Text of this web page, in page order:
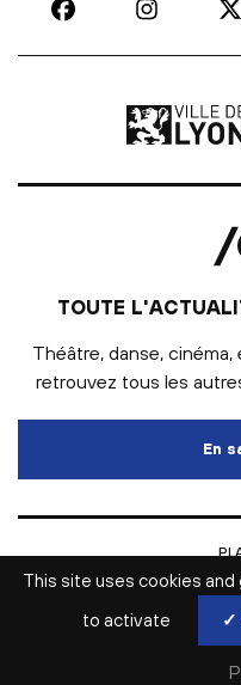
Ville de
TOUTE
Théâtre, danse,
retrouvez tous les
En
This site uses cookies
to activate
✓